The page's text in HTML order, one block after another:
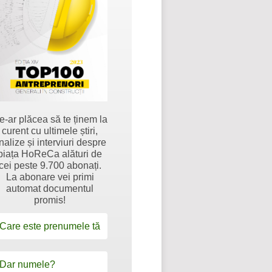
ar plăcea să te ținem la
curent cu ultimele știri,
și interviuri despre
HoReCa alături de
peste 9.700 abonați.
La abonare vei primi
automat documentul
promis!